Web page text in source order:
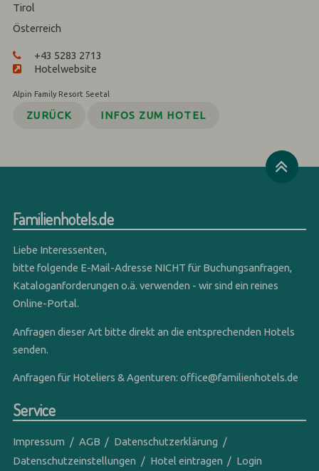
Tirol
Österreich
+43 5283 2713
Hotelwebsite
Alpin Family Resort Seetal
ZURÜCK INFOS ZUM HOTEL
Familienhotels.de
Liebe Interessenten,
bitte folgende E-Mail-Adresse NICHT für Buchungsanfragen,
Kataloganforderungen o.ä. verwenden - wir sind ein reines
Online-Portal.
Anfragen dieser Art bitte direkt an die entsprechenden Hotels
senden.
Anfragen für Hoteliers & Agenturen:office@familienhotels.de
Service
Impressum AGB
Datenschutzerklärung
Datenschutzeinstellungen
Hotel eintragen
Login